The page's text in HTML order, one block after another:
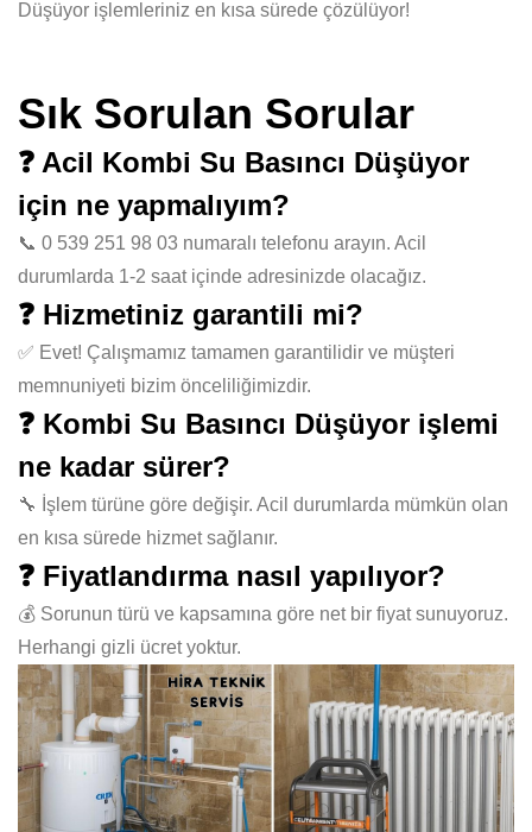
Düşüyor işlemleriniz en kısa sürede çözülüyor!
Sık Sorulan Sorular
❓ Acil Kombi Su Basıncı Düşüyor
için ne yapmalıyım?
📞 0 539 251 98 03 numaralı telefonu arayın. Acil
durumlarda 1-2 saat içinde adresinizde olacağız.
❓ Hizmetiniz garantili mi?
✅ Evet! Çalışmamız tamamen garantilidir ve müşteri
memnuniyeti bizim önceliliğimizdir.
❓ Kombi Su Basıncı Düşüyor işlemi
ne kadar sürer?
🔧 İşlem türüne göre değişir. Acil durumlarda mümkün olan
en kısa sürede hizmet sağlanır.
❓ Fiyatlandırma nasıl yapılıyor?
💰 Sorunun türü ve kapsamına göre net bir fiyat sunuyoruz.
Herhangi gizli ücret yoktur.